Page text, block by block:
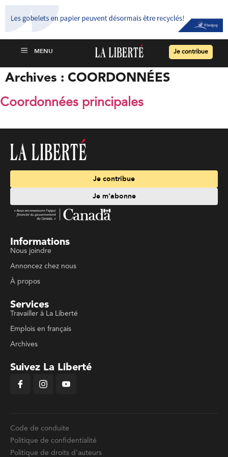
Je contribue
Archives : COORDONNÉES
Coordonnées principales
Je contribue
Je m'abonne
Informations
Nous joindre
Annoncez chez nous
À propos
Services
Travailler à La Liberté
Emplois en français
Archives
Suivez La Liberté
Code de conduite
Politique de confidentialité
Politique de droits d'auteurs